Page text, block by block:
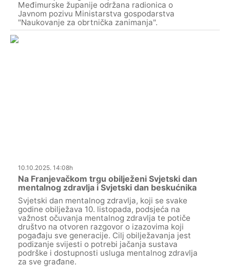
Međimurske županije održana radionica o
Javnom pozivu Ministarstva gospodarstva
"Naukovanje za obrtnička zanimanja".
10.10.2025. 14:08h
Na Franjevačkom trgu obilježeni Svjetski dan
mentalnog zdravlja i Svjetski dan beskućnika
Svjetski dan mentalnog zdravlja, koji se svake
godine obilježava 10. listopada, podsjeća na
važnost očuvanja mentalnog zdravlja te potiče
društvo na otvoren razgovor o izazovima koji
pogađaju sve generacije. Cilj obilježavanja jest
podizanje svijesti o potrebi jačanja sustava
podrške i dostupnosti usluga mentalnog zdravlja
za sve građane.